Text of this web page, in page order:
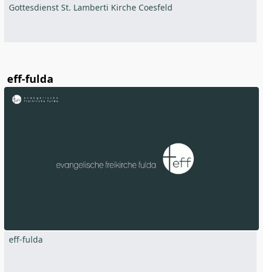
Gottesdienst St. Lamberti Kirche Coesfeld
eff-fulda
eff-fulda